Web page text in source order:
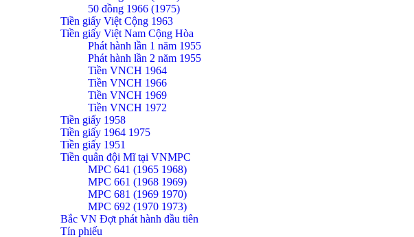
50 đồng 1966 (1975)
Tiền giấy Việt Cộng 1963
Tiền giấy Việt Nam Cộng Hòa
Phát hành lần 1 năm 1955
Phát hành lần 2 năm 1955
Tiền VNCH 1964
Tiền VNCH 1966
Tiền VNCH 1969
Tiền VNCH 1972
Tiền giấy 1958
Tiền giấy 1964 1975
Tiền giấy 1951
Tiền quân đội Mĩ tại VNMPC
MPC 641 (1965 1968)
MPC 661 (1968 1969)
MPC 681 (1969 1970)
MPC 692 (1970 1973)
Bắc VN Đợt phát hành đầu tiên
Tín phiếu